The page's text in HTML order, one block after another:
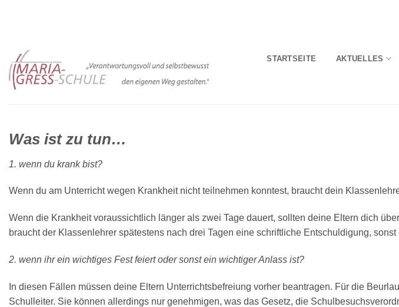
STARTSEITE AKTUELLES
Was ist zu tun…
1. wenn du krank bist?
Wenn du am Unterricht wegen Krankheit nicht teilnehmen konntest, braucht dein
Wenn die Krankheit voraussichtlich länger als zwei Tage dauert, sollten deine Eltern dich
braucht der Klassenlehrer spätestens nach drei Tagen eine schriftliche Entschuldigung,
2. wenn ihr ein wichtiges Fest feiert oder sonst ein wichtiger Anlass ist?
In diesen Fällen müssen deine Eltern Unterrichtsbefreiung vorher beantragen. Für die
Schulleiter. Sie können allerdings nur genehmigen, was das Gesetz, die